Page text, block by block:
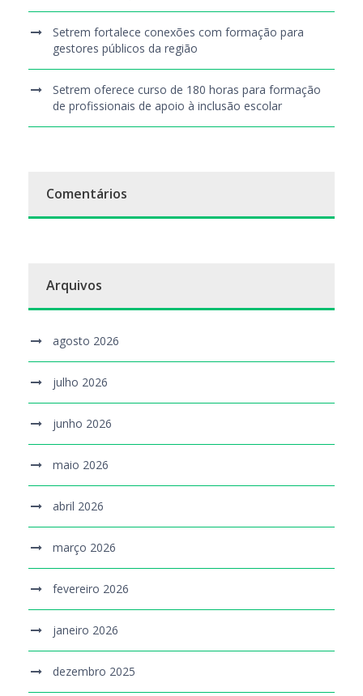
Setrem fortalece conexões com formação para
gestores públicos da região
Setrem oferece curso de 180 horas para formação
de profissionais de apoio à inclusão escolar
Comentários
Arquivos
agosto 2026
julho 2026
junho 2026
maio 2026
abril 2026
março 2026
fevereiro 2026
janeiro 2026
dezembro 2025